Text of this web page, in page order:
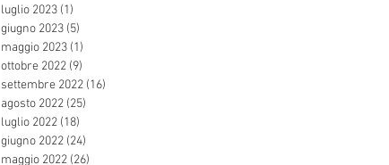
luglio 2023 (1)
giugno 2023 (5)
maggio 2023 (1)
ottobre 2022 (9)
settembre 2022 (16)
agosto 2022 (25)
luglio 2022 (18)
giugno 2022 (24)
maggio 2022 (26)